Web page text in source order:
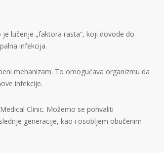
lučenje „faktora rasta“, koji dovode do
infekcija.
mehanizam. To omogućava organizmu da
infekcije.
Clinic. Možemo se pohvaliti
generacije, kao i osobljem obučenim